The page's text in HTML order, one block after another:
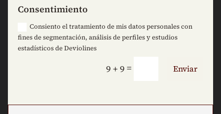
Consentimiento
Consiento el tratamiento de mis datos personales con
fines de segmentación, análisis de perfiles y estudios
estadísticos de Deviolines
9 + 9 = Enviar